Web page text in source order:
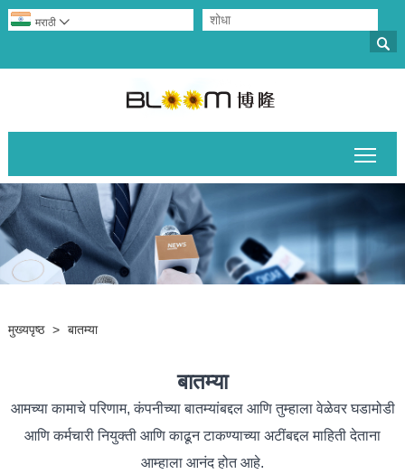

मराठी 
मुख्यपृष्ठ > बातम्या
बातम्या
आमच्या कामाचे परिणाम, कंपनीच्या बातम्यांबद्दल आणि तुम्हाला वेळेवर घडामोडी
आणि कर्मचारी नियुक्ती आणि काढून टाकण्याच्या अटींबद्दल माहिती देताना
आम्हाला आनंद होत आहे.